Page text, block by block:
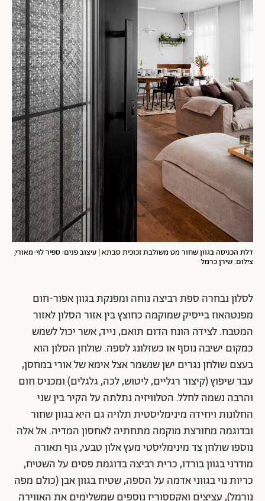
דלת הכניסה בגוון שחור מט משולבת זכוכית סבתא| עיצוב פנים: ספיר לוי-מאורי,
צילום: שירן כרמל
לסלון נבחרה ספת רביצה נוחה ומפנקת בגוון אפור-חום
מפנטהאוז בייסיק שמוקמה כחוצץ בין אזור הסלון לאזור
המטבח. לצידה הונח הדום תואם, נייד, אשר יכול לשמש
כמקום ישיבה נוסף או כשזלונג לספה. שולחן הסלון הוא
בעצם שולחן נגרים ישן שנשמר אצל אימא של אורי במחסן,
עבר שיפוץ (קיצור רגליים, ליטוש, לכה, גלגלים) ומכניס חום
והרבה נשמה לחלל. הטלוויזיה נתלתה על הקיר בין שני
החלונות ויחידה מינימליסטית תלויה גם היא בגוון שחור
ובדוגמה מחורצת מוקמה מתחתיה לאחסון המדיה. אל אלה
נוספו שולחן צד מינימליסטי מעץ אלון טבעי, גוף תאורה
מודרני בגוון בורדו, כרית רביצה בדוגמת פסים על השטיח,
כריות נוי בגווני אדמה על הספה, שטיח בגוון אבן (כולם מפה
נורמל), עציצים ואקססוריז נוספים שמשלימים את האווירה